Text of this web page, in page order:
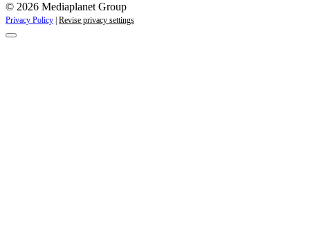
© 2026 Mediaplanet Group
Privacy Policy Revise privacy settings